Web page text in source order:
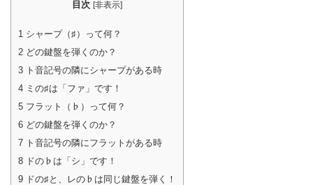
目次 [非表示]
1 シャープ（♯）って何？
2 どの鍵盤を弾くのか？
3 ト音記号の隣にシャープがある時
4 ミの♯は「ファ」です！
5 フラット（♭）って何？
6 どの鍵盤を弾くのか？
7 ト音記号の隣にフラットがある時
8 ドの♭は「シ」です！
9 ドの♯と、レの♭は同じ鍵盤を弾く！